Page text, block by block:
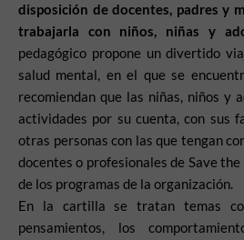
disposición de docentes, padres y
trabajarla con niños, niñas y
pedagógico propone un divertido
salud mental, en el que se
recomiendan que las niñas, niños y
actividades por su cuenta, con sus
otras personas con las que tengan
docentes o profesionales de Save
de los programas de la organización.
En la cartilla se tratan temas
pensamientos, los